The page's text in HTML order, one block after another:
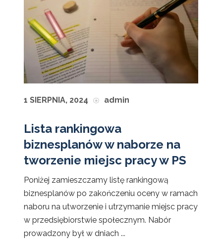
1 SIERPNIA, 2024 admin
Lista rankingowa
biznesplanów w naborze na
tworzenie miejsc pracy w PS
Poniżej zamieszczamy listę rankingową
biznesplanów po zakończeniu oceny w ramach
naboru na utworzenie i utrzymanie miejsc pracy
w przedsiębiorstwie społecznym. Nabór
prowadzony był w dniach ...